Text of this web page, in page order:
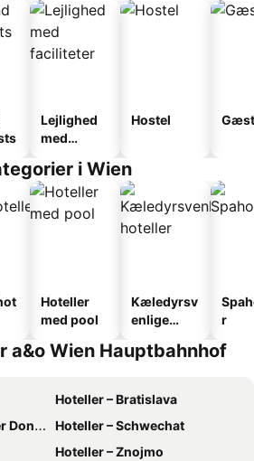
Lejlighed
med
Hostel
i Wien
Hoteller
med pool
Kæledyrsv
enlige
r
a&o Wien Hauptbahnhof
Hoteller – Bratislava
Hoteller – Schwechat
Hoteller – Znojmo